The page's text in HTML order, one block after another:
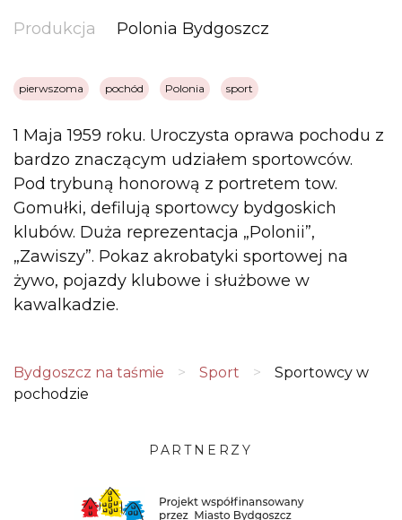
Produkcja Polonia Bydgoszcz
pierwszoma pochód Polonia sport
1 Maja 1959 roku. Uroczysta oprawa pochodu z
bardzo znaczącym udziałem sportowców.
Pod trybuną honorową z portretem tow.
Gomułki, defilują sportowcy bydgoskich
klubów. Duża reprezentacja „Polonii”,
„Zawiszy”. Pokaz akrobatyki sportowej na
żywo, pojazdy klubowe i służbowe w
kawalkadzie.
Bydgoszcz na taśmie > Sport >
Sportowcy w
pochodzie
PARTNERZY